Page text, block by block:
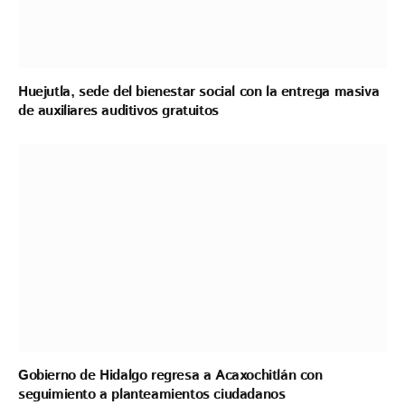
Huejutla, sede del bienestar social con la entrega masiva
de auxiliares auditivos gratuitos
Gobierno de Hidalgo regresa a Acaxochitlán con
seguimiento a planteamientos ciudadanos